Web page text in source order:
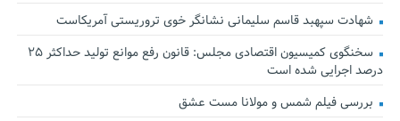
شهادت سپهبد قاسم سلیمانی نشانگر خوی تروریستی آمریکاست
سخنگوی کمیسیون اقتصادی مجلس: قانون رفع موانع تولید حداکثر ۲۵
درصد اجرایی شده است
بررسی فیلم شمس و مولانا مست عشق